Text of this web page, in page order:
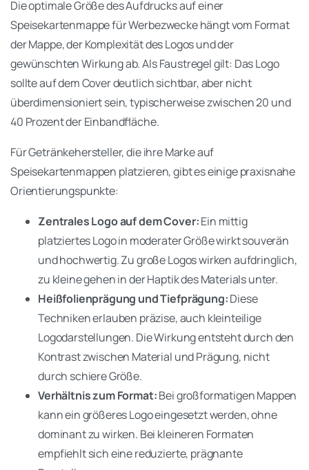
Die optimale Größe des Aufdrucks auf einer
Speisekartenmappe für Werbezwecke hängt vom Format
der Mappe, der Komplexität des Logos und der
gewünschten Wirkung ab. Als Faustregel gilt: Das Logo
sollte auf dem Cover deutlich sichtbar, aber nicht
überdimensioniert sein, typischerweise zwischen 20 und
40 Prozent der Einbandfläche.
Für Getränkehersteller, die ihre Marke auf
Speisekartenmappen platzieren, gibt es einige praxisnahe
Orientierungspunkte:
Zentrales Logo auf dem Cover:Ein mittig
platziertes Logo in moderater Größe wirkt souverän
und hochwertig. Zu große Logos wirken aufdringlich,
zu kleine gehen in der Haptik des Materials unter.
Heißfolienprägung und Tiefprägung:Diese
Techniken erlauben präzise, auch kleinteilige
Logodarstellungen. Die Wirkung entsteht durch den
Kontrast zwischen Material und Prägung, nicht
durch schiere Größe.
Verhältnis zum Format:Bei großformatigen Mappen
kann ein größeres Logo eingesetzt werden, ohne
dominant zu wirken. Bei kleineren Formaten
empfiehlt sich eine reduzierte, prägnante